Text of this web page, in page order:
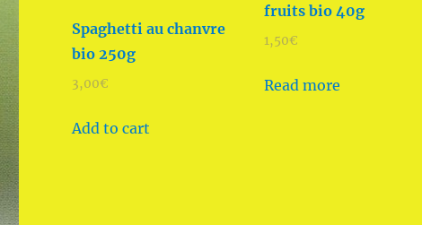
Spaghetti au chanvre
bio 250g
3,00€
Add to cart
fruits bio 40g
1,50€
Read more